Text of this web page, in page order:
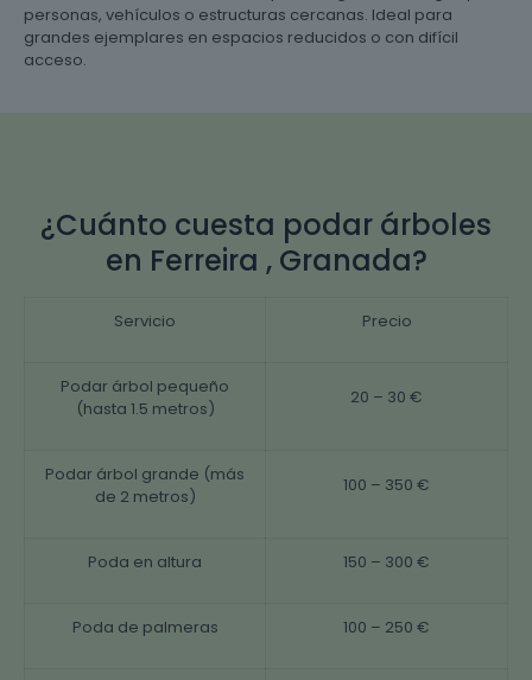
personas, vehículos o estructuras cercanas. Ideal para
grandes ejemplares en espacios reducidos o con difícil
acceso.
¿Cuánto cuesta podar árboles
en Ferreira , Granada?
Servicio Precio
Podar árbol pequeño
(hasta 1.5 metros)
20 – 30 €
Podar árbol grande (más
de 2 metros)
100 – 350 €
Poda en altura 150 – 300 €
Poda de palmeras 100 – 250 €